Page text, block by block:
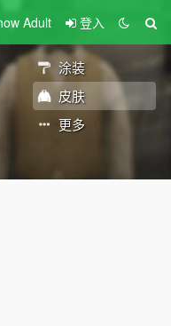
Adult 登入
涂装
皮肤
更多